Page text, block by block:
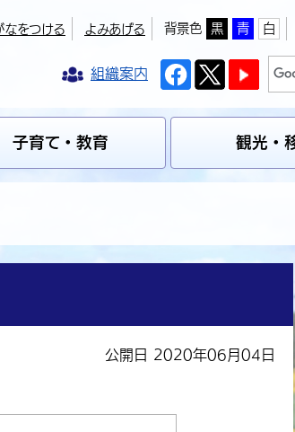
なをつける よみあげる 背景色 黒 青 白
組織案内
子育て・教育 観光・
公開日 2020年06月04日